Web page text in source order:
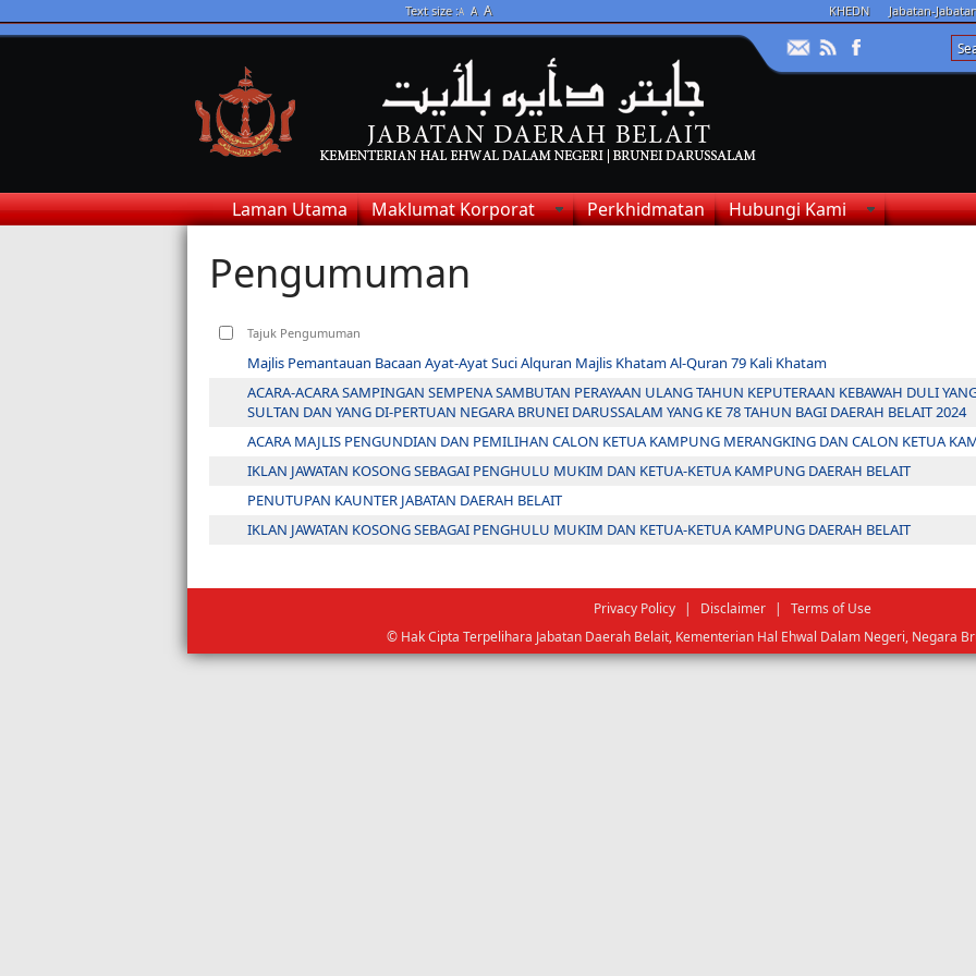
Text size :A A A KHEDN Jabatan-
Laman Utama Maklumat Korporat Perkhidmatan Hubungi Kami
Pengumuman
Tajuk Pengumuman
Majlis Pemantauan Bacaan Ayat-Ayat Suci Alquran Majlis Khatam Al-Quran 79 Kali Khatam
ACARA-ACARA SAMPINGAN SEMPENA SAMBUTAN PERAYAAN ULANG TAHUN KEPUTERAAN KEBAWAH DULI
SULTAN DAN YANG DI-PERTUAN NEGARA BRUNEI DARUSSALAM YANG KE 78 TAHUN BAGI DAERAH BELAIT 2024
ACARA MAJLIS PENGUNDIAN DAN PEMILIHAN CALON KETUA KAMPUNG MERANGKING DAN CALON KETUA
IKLAN JAWATAN KOSONG SEBAGAI PENGHULU MUKIM DAN KETUA-KETUA KAMPUNG DAERAH BELAIT
PENUTUPAN KAUNTER JABATAN DAERAH BELAIT
IKLAN JAWATAN KOSONG SEBAGAI PENGHULU MUKIM DAN KETUA-KETUA KAMPUNG DAERAH BELAIT
Privacy Policy | Disclaimer |
Terms of Use
© Hak Cipta Terpelihara Jabatan Daerah Belait, Kementerian Hal Ehwal Dalam Negeri, Negara